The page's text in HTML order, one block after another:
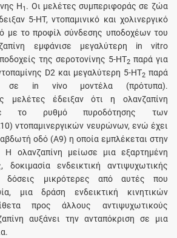
H1 . Οι μελέτες συμπεριφοράς σε ζώα
5-ΗΤ, ντοπαμινικό και χολινεργικό
με το προφίλ σύνδεσης υποδοχέων του
εμφάνισε μεγαλύτερη in vitro
της σεροτονίνης 5-HT2παρά για
D2 και μεγαλύτερη 5-HT2 παρά
σε in vivo μοντέλα (πρότυπα).
μελέτες έδειξαν ότι η ολανζαπίνη
το ρυθμό πυροδότησης των
ντοπαμινεργικών νευρώνων, ενώ έχει
οδό (Α9) η οποία εμπλέκεται στην
Η ολανζαπίνη μείωσε μια εξαρτημένη
δοκιμασία ενδεικτική αντιψυχωτικής
δόσεις μικρότερες από αυτές που
μια δράση ενδεικτική κινητικών
προς άλλους αντιψυχωτικούς
αυξάνει την ανταπόκριση σε μια